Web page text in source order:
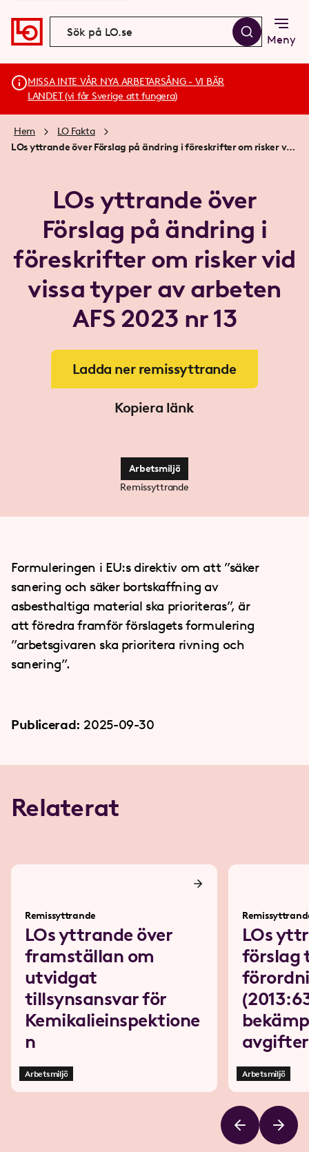
Meny
MISSA INTE VÅR NYA ARBETARSÅNG - VI BÄR
LANDET (vi får Sverige att fungera)
Hem
LO Fakta
LOs yttrande över Förslag på ändring i föreskrifter om risker vid vissa typer av arbeten AFS 2023 nr 13
LOs yttrande över
Förslag på ändring i
föreskrifter om risker vid
vissa typer av arbeten
AFS 2023 nr 13
Ladda ner remissyttrande
Kopiera länk
Arbetsmiljö
Remissyttrande
Formuleringen i EU:s direktiv om att ”säker
sanering och säker bortskaffning av
asbesthaltiga material ska prioriteras”, är
att föredra framför förslagets formulering
”arbetsgivaren ska prioritera rivning och
sanering”.
Publicerad: 2025-09-30
Relaterat
Remissyttrande
LOs yttrande över
framställan om
utvidgat
tillsynsansvar för
Kemikalieinspektione
n
Arbetsmiljö
LOs
förslag
avgifter
Arbetsmiljö